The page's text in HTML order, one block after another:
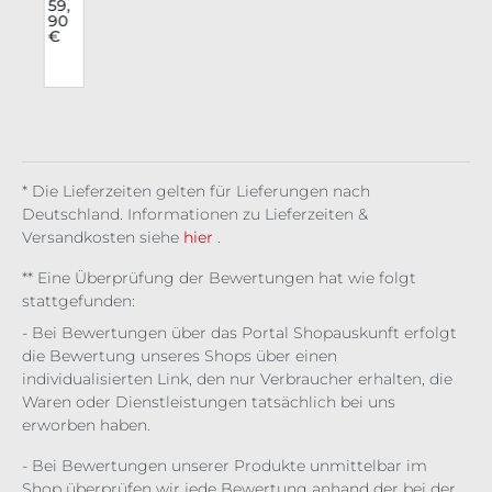
Blu
se
tis
59,
90
€
* Die Lieferzeiten gelten für Lieferungen nach
Deutschland. Informationen zu Lieferzeiten &
Versandkosten siehe hier .
** Eine Überprüfung der Bewertungen hat wie folgt
stattgefunden:
- Bei Bewertungen über das Portal Shopauskunft erfolgt
die Bewertung unseres Shops über einen
individualisierten Link, den nur Verbraucher erhalten, die
Waren oder Dienstleistungen tatsächlich bei uns
erworben haben.
- Bei Bewertungen unserer Produkte unmittelbar im